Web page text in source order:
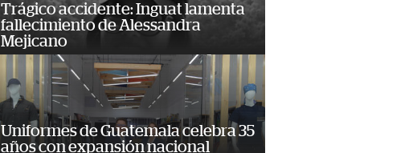
Trágico accidente: Inguat lamenta
fallecimiento de Alessandra
Mejicano
Uniformes de Guatemala celebra 35
años con expansión nacional